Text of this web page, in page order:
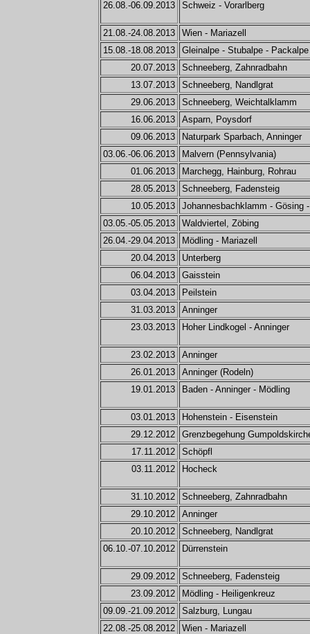
26.08.-06.09.2013 Schweiz - Vorarlberg
21.08.-24.08.2013
Wien - Mariazell
15.08.-18.08.2013
Gleinalpe - Stubalpe - Packalpe
20.07.2013
Schneeberg, Zahnradbahn
13.07.2013
Schneeberg, Nandlgrat
29.06.2013
Schneeberg, Weichtalklamm
16.06.2013
Asparn, Poysdorf
09.06.2013
Naturpark Sparbach, Anninger
03.06.-06.06.2013
Malvern (Pennsylvania)
01.06.2013
Marchegg, Hainburg, Rohrau
28.05.2013
Schneeberg, Fadensteig
10.05.2013
Johannesbachklamm - Gösing
03.05.-05.05.2013
Waldviertel, Zöbing
26.04.-29.04.2013
Mödling - Mariazell
20.04.2013
Unterberg
06.04.2013
Gaisstein
03.04.2013
Peilstein
31.03.2013
Anninger
23.03.2013
Hoher Lindkogel - Anninger
23.02.2013
Anninger
26.01.2013
Anninger (Rodeln)
19.01.2013
Baden - Anninger - Mödling
03.01.2013
Hohenstein - Eisenstein
29.12.2012
Grenzbegehung
17.11.2012
Schöpfl
03.11.2012
Hocheck
31.10.2012
Schneeberg, Zahnradbahn
29.10.2012
Anninger
20.10.2012
Schneeberg, Nandlgrat
06.10.-07.10.2012
Dürrenstein
29.09.2012
Schneeberg, Fadensteig
23.09.2012
Mödling - Heiligenkreuz
09.09.-21.09.2012
Salzburg, Lungau
22.08.-25.08.2012
Wien - Mariazell